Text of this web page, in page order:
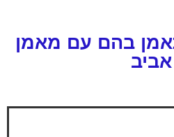
בהם עם מאמן